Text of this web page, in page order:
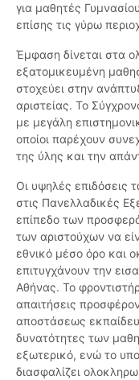
για μαθητές
επίσης τις γύρω
Έμφαση δίνεται στα
εξατομικευμένη
στοχεύει στην
αριστείας. Το
με μεγάλη
οποίοι παρέχουν
της ύλης και την
Οι υψηλές επιδόσεις
στις Πανελλαδικές
επίπεδο των
των αριστούχων να
εθνικό μέσο όρο και
επιτυγχάνουν την
Αθήνας. Το
απαιτήσεις
αποστάσεως
δυνατότητες των
εξωτερικό, ενώ το
διασφαλίζει